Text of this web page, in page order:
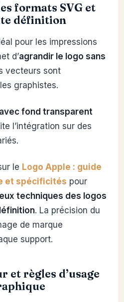
formats SVG et
définition
pour les impressions
d’agrandir le logo sans
vecteurs sont
graphistes.
avec fond transparent
l’intégration sur des
le Logo Apple : guide
et spécificités pour
techniques des logos
. La précision du
de marque
support.
et règles d’usage